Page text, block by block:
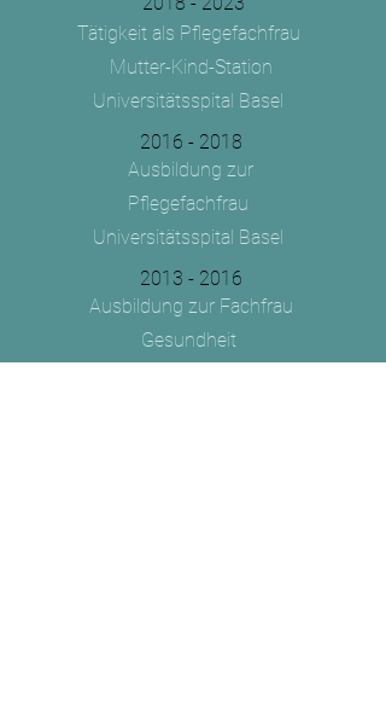
Tätigkeit als Pflegefachfrau
Mutter-Kind-Station
Universitätsspital Basel
2016 - 2018
Ausbildung zur
Pflegefachfrau
Universitätsspital Basel
2013 - 2016
Ausbildung zur Fachfrau
Gesundheit